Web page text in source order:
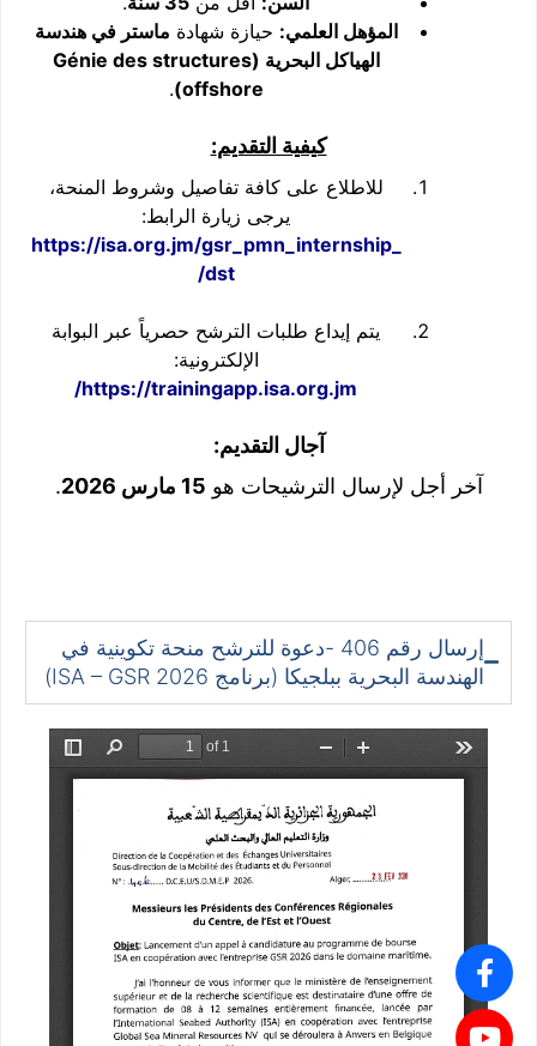
المؤهل العلمي: حيازة شهادة ماستر في هندسة
الهياكل البحرية
(Génie des structures
offshore)
.
كيفية التقديم:
للاطلاع على كافة تفاصيل وشروط المنحة،
يرجى زيارة الرابط:
https://isa.org.jm/gsr_pmn_internship_
dst/
يتم إيداع طلبات الترشح حصرياً عبر البوابة
الإلكترونية:
https://trainingapp.isa.org.jm/
آجال التقديم:
آخر أجل لإرسال الترشيحات هو 15 مارس 2026 .
إرسال رقم 406 -دعوة للترشح منحة تكوينية في
الهندسة البحرية ببلجيكا (برنامج ISA – GSR 2026)